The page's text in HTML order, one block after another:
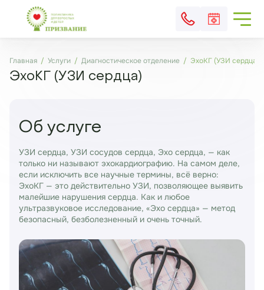
Главная Услуги Диагностическое отделение ЭхоКГ (УЗИ сердца)
ЭхоКГ (УЗИ сердца)
Об услуге
УЗИ сердца, УЗИ сосудов сердца, Эхо сердца, — как
только ни называют эхокардиографию. На самом деле,
если исключить все научные термины, всё верно:
ЭхоКГ — это действительно УЗИ, позволяющее выявить
малейшие нарушения сердца. Как и любое
ультразвуковое исследование, «Эхо сердца» — метод
безопасный, безболезненный и очень точный.